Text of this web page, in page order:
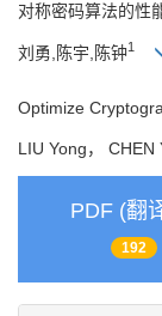
对称密码算法的性
刘勇,陈宇,陈钟1
Optimize
LIU Yong， CHEN
PDF (翻
192